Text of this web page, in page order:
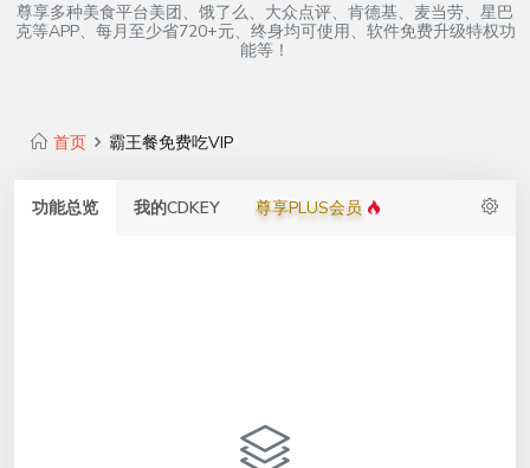
尊享多种美食平台美团、饿了么、大众点评、肯德基、麦当劳、星巴
克等APP、每月至少省720+元、终身均可使用、软件免费升级特权功
能等！
首页 霸王餐免费吃VIP
功能总览 我的CDKEY 尊享PLUS会员